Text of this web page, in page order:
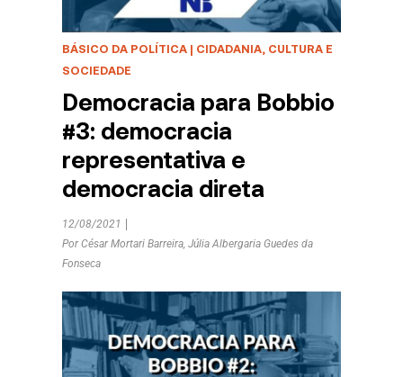
BÁSICO DA POLÍTICA| CIDADANIA, CULTURA E
SOCIEDADE
Democracia para Bobbio
#3: democracia
representativa e
democracia direta
12/08/2021
Por César Mortari Barreira, Júlia Albergaria Guedes da
Fonseca